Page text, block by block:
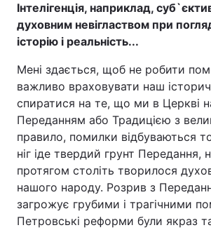
Інтелігенція, наприклад,
духовним невіглаством при
історію і реальність...
Мені здається, щоб не робити
важливо враховувати наш
спиратися на те, що ми в Церкві
Переданням або Традицією з
правило, помилки відбуваються
ніг іде твердий грунт Передання,
протягом століть творилося
нашого народу. Розрив з
загрожує грубими і трагічними
Петровські реформи були якраз